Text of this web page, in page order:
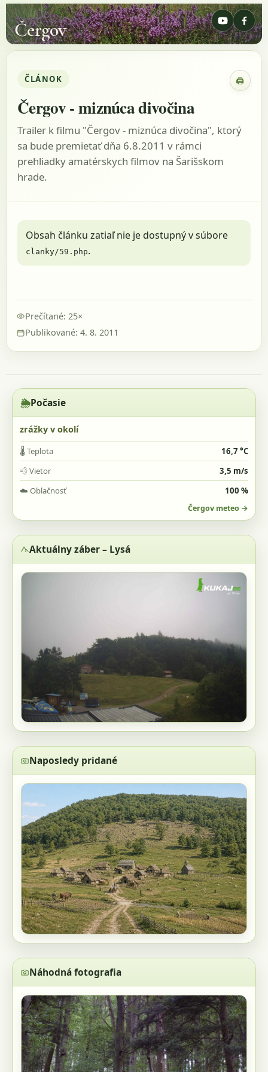
Čergov
ČLÁNOK 🖨
Čergov - miznúca divočina
Trailer k filmu "Čergov - miznúca divočina", ktorý
sa bude premietať dňa 6.8.2011 v rámci
prehliadky amatérskych filmov na Šarišskom
hrade.
Obsah článku zatiaľ nie je dostupný v súbore
clanky/59.php.
Prečítané: 25×
Publikované: 4. 8. 2011
🌦️Počasie
zrážky v okolí
🌡️Teplota
16,7 °C
💨Vietor
3,5 m/s
☁️ Oblačnosť 100 %
Čergov meteo →
Aktuálny záber – Lysá
Naposledy pridané
Náhodná fotografia